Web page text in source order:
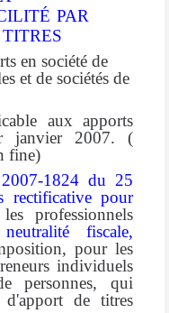
par
titres
en société de
et de sociétés de
aux apports
janvier 2007. (
fine)
1824 du 25
rectificative pour
professionnels
fiscale,
pour les
individuels
personnes, qui
d'apport de titres